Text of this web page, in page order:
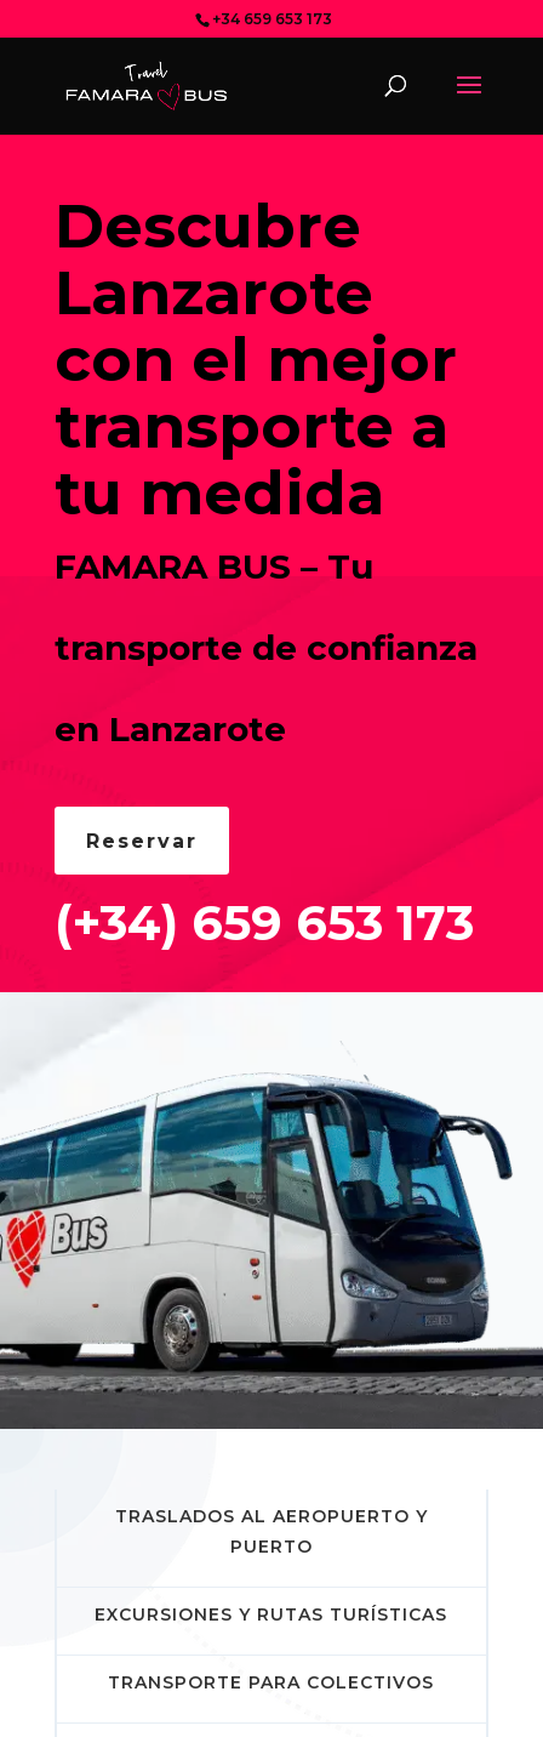
+34 659 653 173
Descubre
Lanzarote
con el mejor
transporte a
tu medida
FAMARA BUS – Tu
transporte de confianza
en Lanzarote
Reservar
(+34) 659 653 173
TRASLADOS AL AEROPUERTO Y
PUERTO
EXCURSIONES Y RUTAS TURÍSTICAS
TRANSPORTE PARA COLECTIVOS